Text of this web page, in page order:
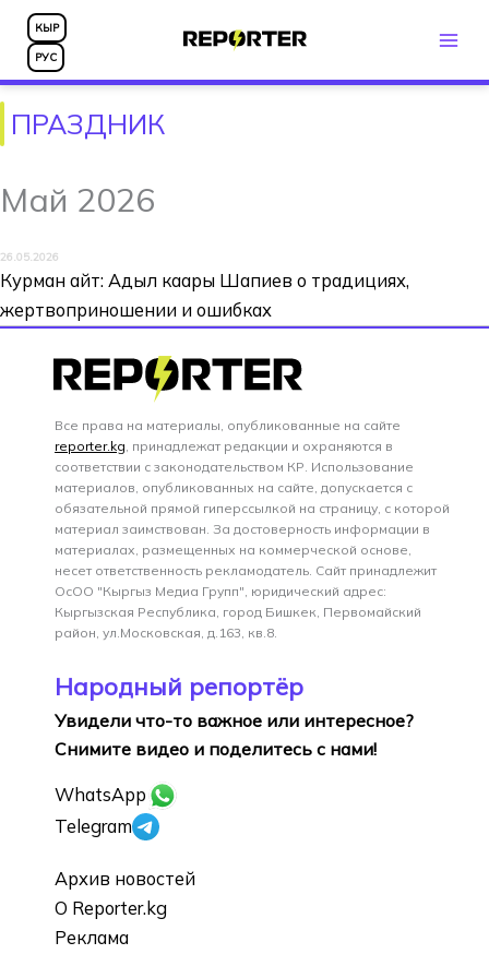
Перейти
содержимому
КЫР
РУС
ПРАЗДНИК
Май 2026
26.05.2026
Курман айт: Адыл каары Шапиев о традициях,
жертвоприношении и ошибках
Все права на материалы, опубликованные на сайте
reporter.kg, принадлежат редакции и охраняются в
соответствии с законодательством КР. Использование
материалов, опубликованных на сайте, допускается с
обязательной прямой гиперссылкой на страницу, с которой
материал заимствован. За достоверность информации в
материалах, размещенных на коммерческой основе,
несет ответственность рекламодатель. Сайт принадлежит
ОсОО "Кыргыз Медиа Групп", юридический адрес:
Кыргызская Республика, город Бишкек, Первомайский
район, ул.Московская, д.163, кв.8.
Народный репортёр
Увидели что-то важное или интересное?
Снимите видео и поделитесь с нами!
WhatsApp
Telegram
Архив новостей
О Reporter.kg
Реклама